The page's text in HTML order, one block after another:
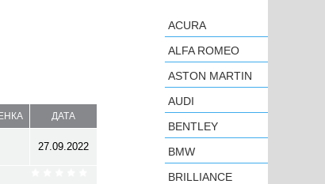
ДАТА
27.09.2022
ACURA
ALFA ROMEO
ASTON MARTIN
AUDI
BENTLEY
BMW
BRILLIANCE